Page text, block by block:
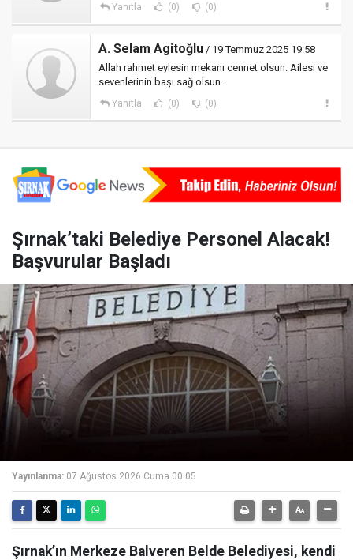
Yanıtla (0) (0)
A. Selam Agitoğlu / 19 Temmuz 2025 19:58
Allah rahmet eylesin mekanı cennet olsun. Ailesi ve
sevenlerinin başı sağ olsun.
Yanıtla (0) (0)
Şırnak’taki Belediye Personel Alacak!
Başvurular Başladı
Yayınlanma: 07 Ağustos 2026 Cuma 00:05
Şırnak’ın Merkeze Balveren Belde Belediyesi, kendi